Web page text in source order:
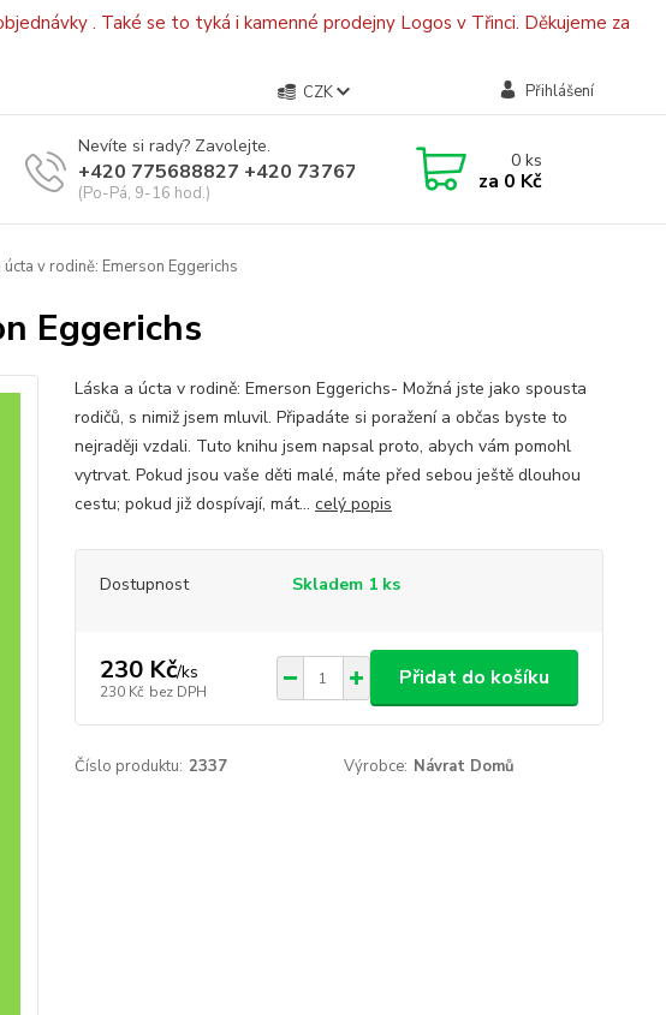
. Také se to tyká i kamenné prodejny Logos v Třinci. Děkujeme za
CZK Přihlášení
Nevíte si rady? Zavolejte.
+420 775688827 +420 737670415
(Po-Pá, 9-16 hod.)
0ks
za 0 Kč
úcta v rodině: Emerson Eggerichs
Eggerichs
Láska a úcta v rodině: Emerson Eggerichs- Možná jste jako spousta
rodičů, s nimiž jsem mluvil. Připadáte si poražení a občas byste to
nejraději vzdali. Tuto knihu jsem napsal proto, abych vám pomohl
vytrvat. Pokud jsou vaše děti malé, máte před sebou ještě dlouhou
cestu; pokud již dospívají, mát... celý popis
Dostupnost Skladem 1 ks
230 Kč/ks
230 Kč bez DPH
Přidat do košíku
Číslo produktu: 2337 Výrobce: Návrat Domů